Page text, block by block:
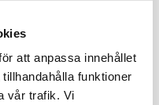
att anpassa innehållet
funktioner
vår trafik. Vi
har betjänat när- och
kustens städer,
varje dag.
via Hangö–Hyvinge-
en betydande roll för